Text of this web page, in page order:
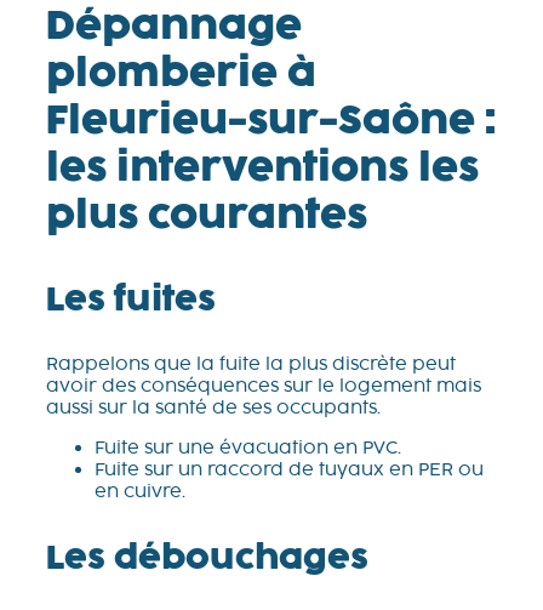
Dépannage
plomberie à
Fleurieu-sur-Saône :
les interventions les
plus courantes
Les fuites
Rappelons que la fuite la plus discrète peut
avoir des conséquences sur le logement mais
aussi sur la santé de ses occupants.
Fuite sur une évacuation en PVC.
Fuite sur un raccord de tuyaux en PER ou
en cuivre.
Les débouchages